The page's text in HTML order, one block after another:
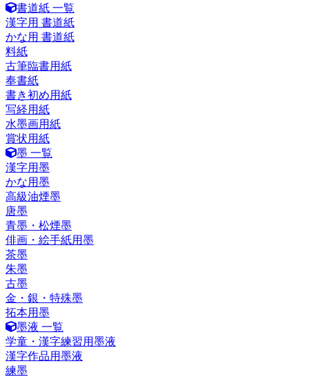
書道紙 一覧
漢字用 書道紙
かな用 書道紙
料紙
古筆臨書用紙
奉書紙
書き初め用紙
写経用紙
水墨画用紙
賞状用紙
墨 一覧
漢字用墨
かな用墨
高級油煙墨
唐墨
青墨・松煙墨
俳画・絵手紙用墨
茶墨
朱墨
古墨
金・銀・特殊墨
拓本用墨
墨液 一覧
学童・漢字練習用墨液
漢字作品用墨液
練墨